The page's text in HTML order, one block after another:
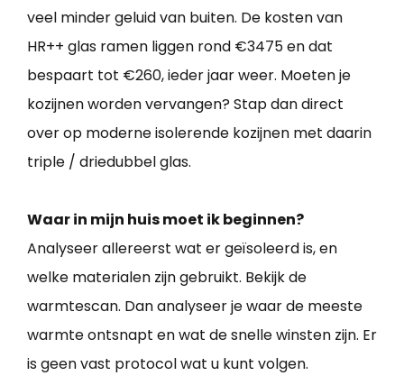
veel minder geluid van buiten. De kosten van
HR++ glas ramen liggen rond €3475 en dat
bespaart tot €260, ieder jaar weer. Moeten je
kozijnen worden vervangen? Stap dan direct
over op moderne isolerende kozijnen met daarin
triple / driedubbel glas.
Waar in mijn huis moet ik beginnen?
Analyseer allereerst wat er geïsoleerd is, en
welke materialen zijn gebruikt. Bekijk de
warmtescan. Dan analyseer je waar de meeste
warmte ontsnapt en wat de snelle winsten zijn. Er
is geen vast protocol wat u kunt volgen.